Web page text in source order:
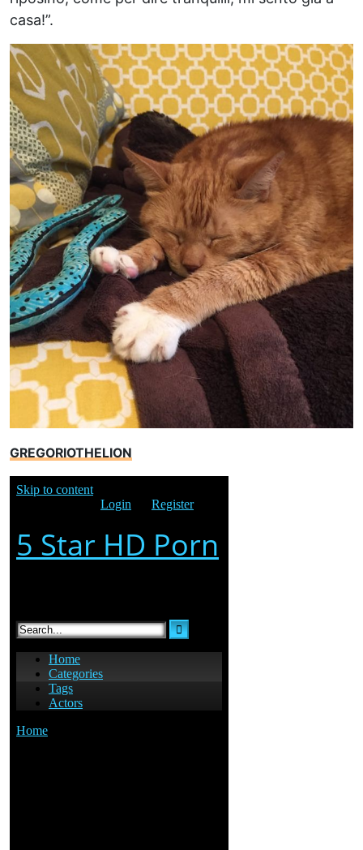
casa!”.
GREGORIOTHELION